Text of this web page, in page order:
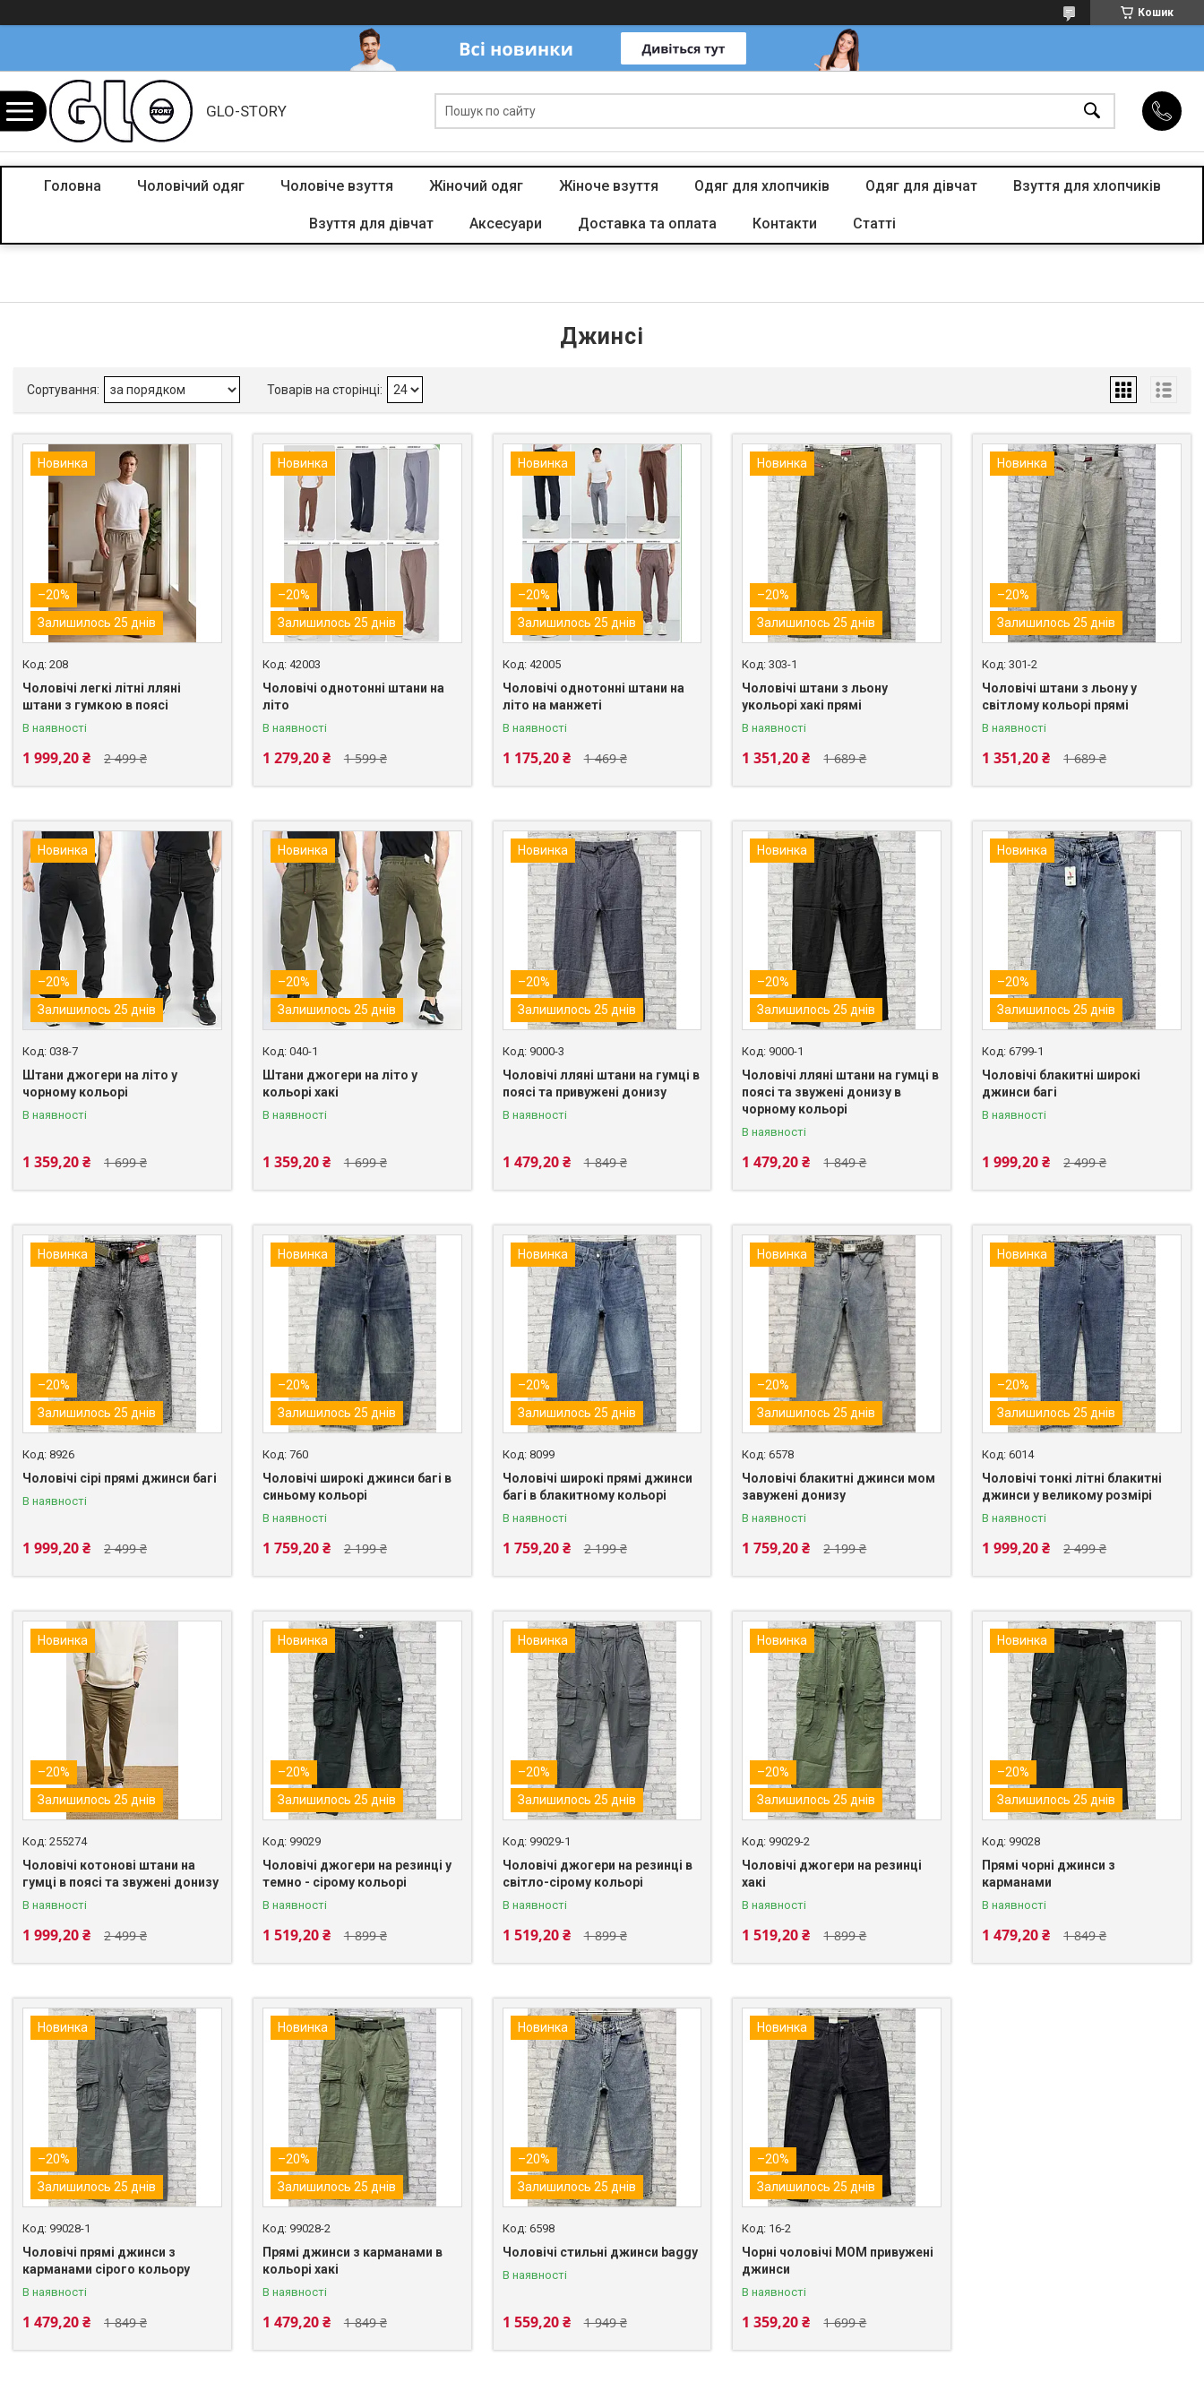
Кошик
GLO-STORY
Головна Чоловічий одяг Чоловіче взуття Жіночий одяг Жіноче взуття Одяг для хлопчиків Одяг для дівчат Взуття для хлопчиків
Взуття для дівчат Аксесуари Доставка та оплата Контакти Статті
Джинсі
Новинка
–20%
Залишилось 25 днів
208
Чоловічі легкі літні лляні
штани з гумкою в поясі
В наявності
2 499 ₴
1 999,20 ₴
Новинка
–20%
Залишилось 25 днів
42003
Чоловічі однотонні штани на
літо
В наявності
1 599 ₴
1 279,20 ₴
Новинка
–20%
Залишилось 25 днів
42005
Чоловічі однотонні штани на
літо на манжеті
В наявності
1 469 ₴
1 175,20 ₴
Новинка
–20%
Залишилось 25 днів
303-1
Чоловічі штани з льону
укольорі хакі прямі
В наявності
1 689 ₴
1 351,20 ₴
Новинка
–20%
Залишилось 25 днів
301-2
Чоловічі штани з льону у
світлому кольорі прямі
В наявності
1 689 ₴
1 351,20 ₴
Новинка
–20%
Залишилось 25 днів
038-7
Штани джогери на літо у
чорному кольорі
В наявності
1 699 ₴
1 359,20 ₴
Новинка
–20%
Залишилось 25 днів
040-1
Штани джогери на літо у
кольорі хакі
В наявності
1 699 ₴
1 359,20 ₴
Новинка
–20%
Залишилось 25 днів
9000-3
Чоловічі лляні штани на гумці в
поясі та привужені донизу
В наявності
1 849 ₴
1 479,20 ₴
Новинка
–20%
Залишилось 25 днів
9000-1
Чоловічі лляні штани на гумці в
поясі та звужені донизу в
чорному кольорі
В наявності
1 849 ₴
1 479,20 ₴
Новинка
–20%
Залишилось 25 днів
6799-1
Чоловічі блакитні широкі
джинси багі
В наявності
2 499 ₴
1 999,20 ₴
Новинка
–20%
Залишилось 25 днів
8926
Чоловічі сірі прямі джинси багі
В наявності
2 499 ₴
1 999,20 ₴
Новинка
–20%
Залишилось 25 днів
760
Чоловічі широкі джинси багі в
синьому кольорі
В наявності
2 199 ₴
1 759,20 ₴
Новинка
–20%
Залишилось 25 днів
8099
Чоловічі широкі прямі джинси
багі в блакитному кольорі
В наявності
2 199 ₴
1 759,20 ₴
Новинка
–20%
Залишилось 25 днів
6578
Чоловічі блакитні джинси мом
завужені донизу
В наявності
2 199 ₴
1 759,20 ₴
Новинка
–20%
Залишилось 25 днів
6014
Чоловічі тонкі літні блакитні
джинси у великому розмірі
В наявності
2 499 ₴
1 999,20 ₴
Новинка
–20%
Залишилось 25 днів
255274
Чоловічі котонові штани на
гумці в поясі та звужені донизу
В наявності
2 499 ₴
1 999,20 ₴
Новинка
–20%
Залишилось 25 днів
99029
Чоловічі джогери на резинці у
темно - сірому кольорі
В наявності
1 899 ₴
1 519,20 ₴
Новинка
–20%
Залишилось 25 днів
99029-1
Чоловічі джогери на резинці в
світло-сірому кольорі
В наявності
1 899 ₴
1 519,20 ₴
Новинка
–20%
Залишилось 25 днів
99029-2
Чоловічі джогери на резинці
хакі
В наявності
1 899 ₴
1 519,20 ₴
Новинка
–20%
Залишилось 25 днів
99028
Прямі чорні джинси з
карманами
В наявності
1 849 ₴
1 479,20 ₴
Новинка
–20%
Залишилось 25 днів
99028-1
Чоловічі прямі джинси з
карманами сірого кольору
В наявності
1 849 ₴
1 479,20 ₴
Новинка
–20%
Залишилось 25 днів
99028-2
Прямі джинси з карманами в
кольорі хакі
В наявності
1 849 ₴
1 479,20 ₴
Новинка
–20%
Залишилось 25 днів
6598
Чоловічі стильні джинси baggy
В наявності
1 949 ₴
1 559,20 ₴
Новинка
–20%
Залишилось 25 днів
16-2
Чорні чоловічі МОМ привужені
джинси
В наявності
1 699 ₴
1 359,20 ₴